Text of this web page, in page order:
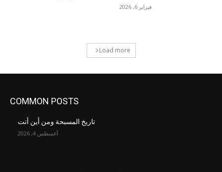
فبراير 6, 2026
Load more
COMMON POSTS
تاريخ المسبحة ومن أين أتت
أغسطس 4, 2026